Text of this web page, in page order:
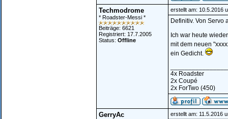
Techmodrome
* Roadster-Messi *
Beiträge: 6621
Registriert: 17.7.2005
Status: Offline
erstellt am: 10.5.2016
Definitiv. Von Servo
Ich war heute
mit dem neuen
ein Gedicht.
4x Roadster
2x Coupé
2x ForTwo (450)
GerryAc erstellt am: 11.5.2016